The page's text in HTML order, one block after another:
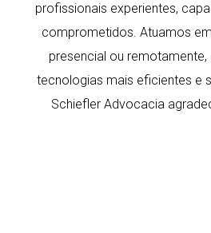
profissionais experientes,
comprometidos. Atuamos
presencial ou
tecnologias mais eficientes e
Schiefler Advocacia